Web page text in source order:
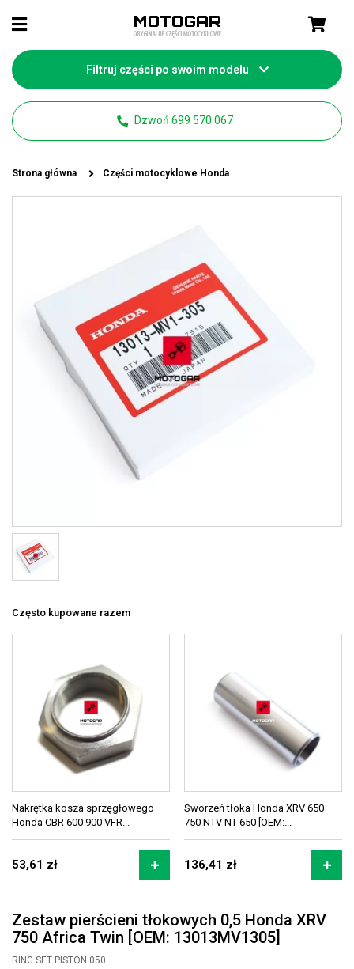
Filtruj części po swoim modelu
Dzwoń 699 570 067
Strona główna Części motocyklowe Honda
Często kupowane razem
Nakrętka kosza sprzęgłowego
Honda CBR 600 900 VFR...
53,61 zł
Sworzeń tłoka Honda XRV 650
750 NTV NT 650 [OEM:...
136,41 zł
Zestaw pierścieni tłokowych 0,5 Honda XRV
750 Africa Twin [OEM: 13013MV1305]
RING SET PISTON 050